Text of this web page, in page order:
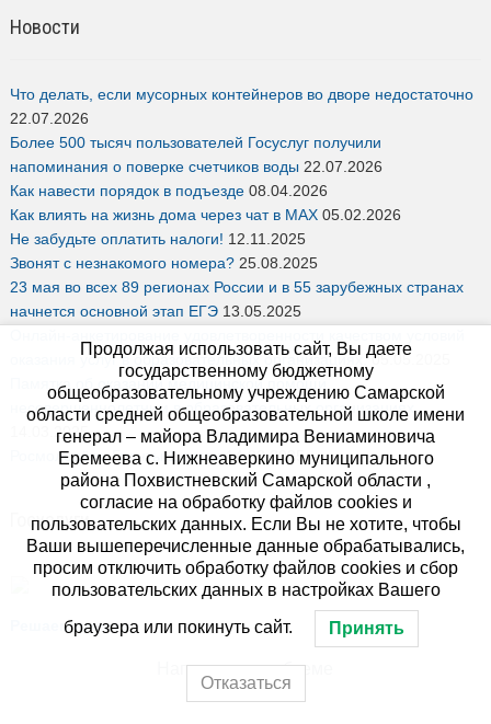
Новости
Что делать, если мусорных контейнеров во дворе недостаточно
22.07.2026
Более 500 тысяч пользователей Госуслуг получили
напоминания о поверке счетчиков воды 22.07.2026
Как навести порядок в подъезде 08.04.2026
Как влиять на жизнь дома через чат в MAX 05.02.2026
Не забудьте оплатить налоги! 12.11.2025
Звонят с незнакомого номера? 25.08.2025
23 мая во всех 89 регионах России и в 55 зарубежных странах
начнется основной этап ЕГЭ 13.05.2025
оказания услуг в образовательных организациях. 05.05.2025
Памятка об оказании медицинской помощи
несовершеннолетним в образовательных организациях
14.03.2025
Росмолодёжь.Гранты 1 сезон 14.03.2025
Госуслуги
Решаем вместе
Есть предложения по организации учебного процесса или
знаете, как сделать школу лучше?
Написать о проблеме
Продолжая использовать сайт, Вы даете
государственному бюджетному
общеобразовательному учреждению Самарской
области средней общеобразовательной школе имени
генерал – майора Владимира Вениаминовича
Еремеева с. Нижнеаверкино муниципального
района Похвистневский Самарской области ,
согласие на обработку файлов cookies и
пользовательских данных. Если Вы не хотите, чтобы
Ваши вышеперечисленные данные обрабатывались,
просим отключить обработку файлов cookies и сбор
пользовательских данных в настройках Вашего
браузера или покинуть сайт. Принять
Отказаться